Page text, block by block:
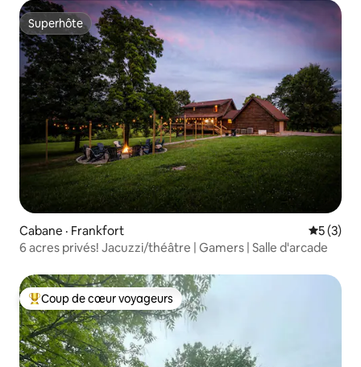
Superhôte
Superhôte
Cabane · Frankfort Note
5 (3)
6 acres privés! Jacuzzi/théâtre | Gamers | Salle d'arcade
Coup de cœur voyageurs parmi les plus aimés
Coup de cœur voyageurs